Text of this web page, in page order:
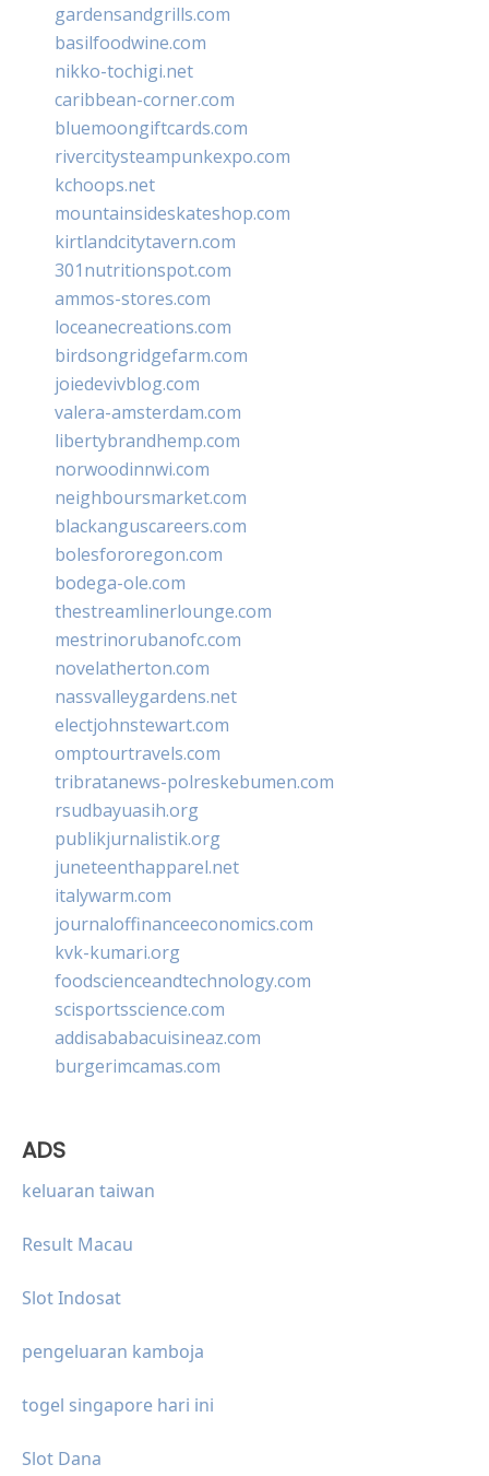
gardensandgrills.com
basilfoodwine.com
nikko-tochigi.net
caribbean-corner.com
bluemoongiftcards.com
rivercitysteampunkexpo.com
kchoops.net
mountainsideskateshop.com
kirtlandcitytavern.com
301nutritionspot.com
ammos-stores.com
loceanecreations.com
birdsongridgefarm.com
joiedevivblog.com
valera-amsterdam.com
libertybrandhemp.com
norwoodinnwi.com
neighboursmarket.com
blackanguscareers.com
bolesfororegon.com
bodega-ole.com
thestreamlinerlounge.com
mestrinorubanofc.com
novelatherton.com
nassvalleygardens.net
electjohnstewart.com
omptourtravels.com
tribratanews-polreskebumen.com
rsudbayuasih.org
publikjurnalistik.org
juneteenthapparel.net
italywarm.com
journaloffinanceeconomics.com
kvk-kumari.org
foodscienceandtechnology.com
scisportsscience.com
addisababacuisineaz.com
burgerimcamas.com
ADS
keluaran taiwan
Result Macau
Slot Indosat
pengeluaran kamboja
togel singapore hari ini
Slot Dana